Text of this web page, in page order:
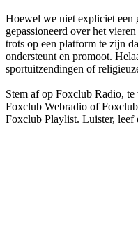
Hoewel we niet expliciet een
gepassioneerd over het
trots op een platform te zijn
ondersteunt en promoot.
sportuitzendingen of
Stem af op Foxclub Radio,
Foxclub Webradio of
Foxclub Playlist. Luister,